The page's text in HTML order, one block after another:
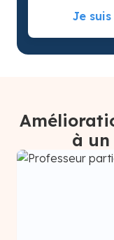
Je suis
à